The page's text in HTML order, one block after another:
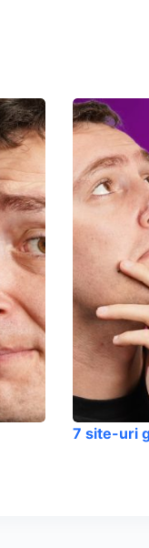
7 site-uri